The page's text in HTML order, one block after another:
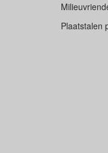
Plaatstalen